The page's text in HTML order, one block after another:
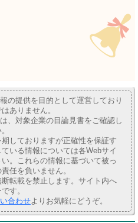
の提供を目的として運営しており
ありません。
、対象企業の目論見書をご確認し
しておりますが正確性を保証す
いる情報については各Webサイ
。これらの情報に基づいて被っ
任を負いません。
転載を禁止します。サイト内へ
す。
合わせよりお気軽にどうぞ。